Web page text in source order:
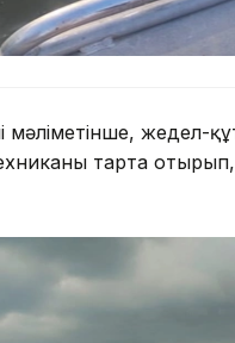
мәліметінше, жедел-
тарта